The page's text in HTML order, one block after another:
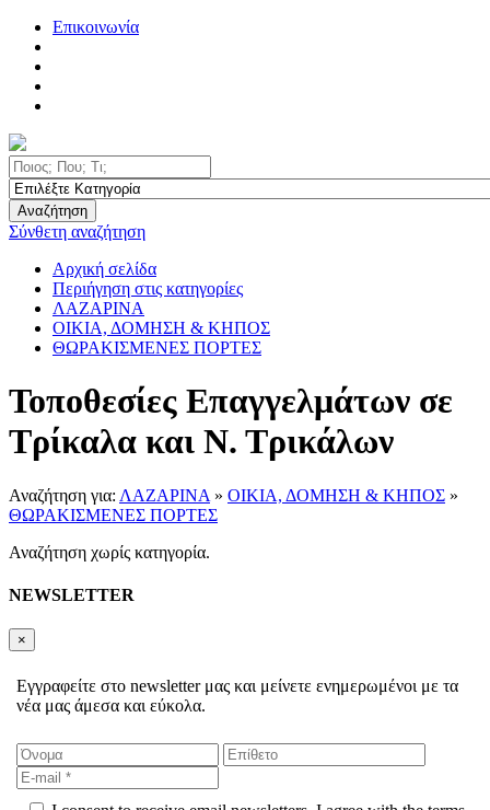
Επικοινωνία
Αναζήτηση
Σύνθετη αναζήτηση
Αρχική σελίδα
Περιήγηση στις κατηγορίες
ΛΑΖΑΡΙΝΑ
ΟΙΚΙΑ, ΔΟΜΗΣΗ & ΚΗΠΟΣ
ΘΩΡΑΚΙΣΜΕΝΕΣ ΠΟΡΤΕΣ
Τοποθεσίες Επαγγελμάτων σε
Τρίκαλα και Ν. Τρικάλων
Αναζήτηση για: ΛΑΖΑΡΙΝΑ » ΟΙΚΙΑ, ΔΟΜΗΣΗ & ΚΗΠΟΣ »
ΘΩΡΑΚΙΣΜΕΝΕΣ ΠΟΡΤΕΣ
Αναζήτηση χωρίς κατηγορία.
NEWSLETTER
×
Εγγραφείτε στο newsletter μας και μείνετε ενημερωμένοι με τα
νέα μας άμεσα και εύκολα.